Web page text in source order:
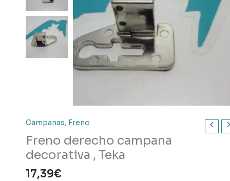
Campanas, Freno
Freno derecho campana
decorativa , Teka
17,39€